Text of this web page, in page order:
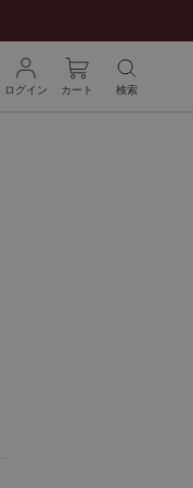
ログイン カート 検索